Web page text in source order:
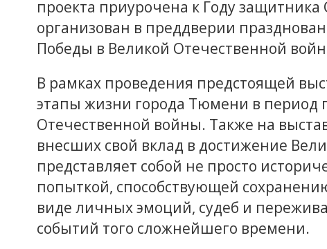
проекта приурочена к Году защитника
организован в преддверии
Победы в Великой Отечественной
В рамках проведения предстоящей
этапы жизни города Тюмени в период
Отечественной войны. Также на
внесших свой вклад в достижение
представляет собой не просто
попыткой, способствующей
виде личных эмоций, судеб и
событий того сложнейшего времени.